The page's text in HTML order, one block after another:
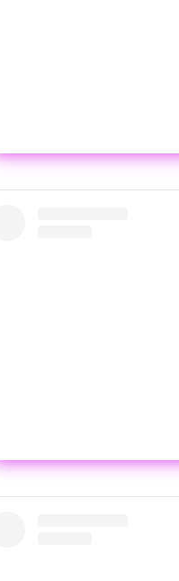
Post udostępniony przez
Post udostępniony przez